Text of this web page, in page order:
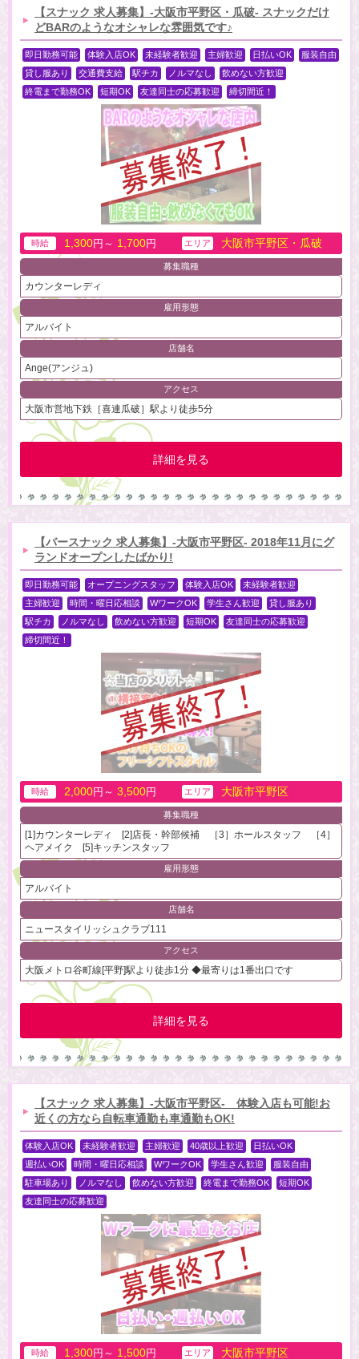
【スナック 求人募集】-大阪市平野区・瓜破- スナックだけ
どBARのようなオシャレな雰囲気です♪
即日勤務可能 体験入店OK 未経験者歓迎 主婦歓迎 日払いOK
服装自由
貸し服あり
交通費支給 駅チカ ノルマなし
飲めない方歓迎
終電まで勤務OK
短期OK 友達同士の応募歓迎 締切間近！
時給 1,300円～ 1,700円 エリア 大阪市平野区・瓜破
募集職種
カウンターレディ
雇用形態
アルバイト
店舗名
Ange(アンジュ)
アクセス
大阪市営地下鉄［喜連瓜破］駅より徒歩5分
詳細を見る
【バースナック 求人募集】-大阪市平野区- 2018年11月にグ
ランドオープンしたばかり!
即日勤務可能 オープニングスタッフ 体験入店OK
未経験者歓迎
主婦歓迎
時間・曜日応相談 WワークOK 学生さん歓迎
貸し服あり
駅チカ
ノルマなし 飲めない方歓迎 短期OK
友達同士の応募歓迎
締切間近！
時給 2,000円～ 3,500円 エリア 大阪市平野区
募集職種
[1]カウンターレディ [2]店長・幹部候補 ［3］ホールスタッフ ［4］
ヘアメイク [5]キッチンスタッフ
雇用形態
アルバイト
店舗名
ニュースタイリッシュクラブ111
アクセス
大阪メトロ谷町線[平野]駅より徒歩1分 ◆最寄りは1番出口です
詳細を見る
【スナック 求人募集】-大阪市平野区- 体験入店も可能!お
近くの方なら自転車通勤も車通勤もOK!
体験入店OK 未経験者歓迎 主婦歓迎 40歳以上歓迎
日払いOK
週払いOK
時間・曜日応相談 WワークOK 学生さん歓迎
服装自由
駐車場あり
ノルマなし 飲めない方歓迎 終電まで勤務OK
短期OK
友達同士の応募歓迎
時給 1,300円～ 1,500円 エリア 大阪市平野区